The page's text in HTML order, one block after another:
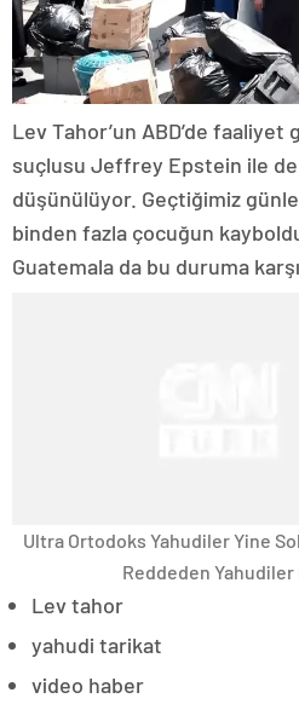
Lev Tahor’un ABD’de
suçlusu Jeffrey Epstein ile de
düşünülüyor. Geçtiğimiz
binden fazla çocuğun
Guatemala da bu duruma
Ultra Ortodoks Yahudiler Yine
Reddeden Yahudiler
Lev tahor
yahudi tarikat
video haber